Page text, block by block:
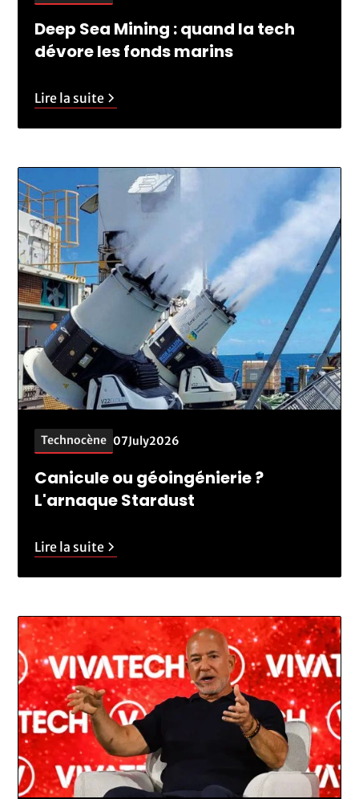
Deep Sea Mining : quand la tech
dévore les fonds marins
Lire la suite
Technocène 07July2026
Canicule ou géoingénierie ?
L'arnaque Stardust
Lire la suite